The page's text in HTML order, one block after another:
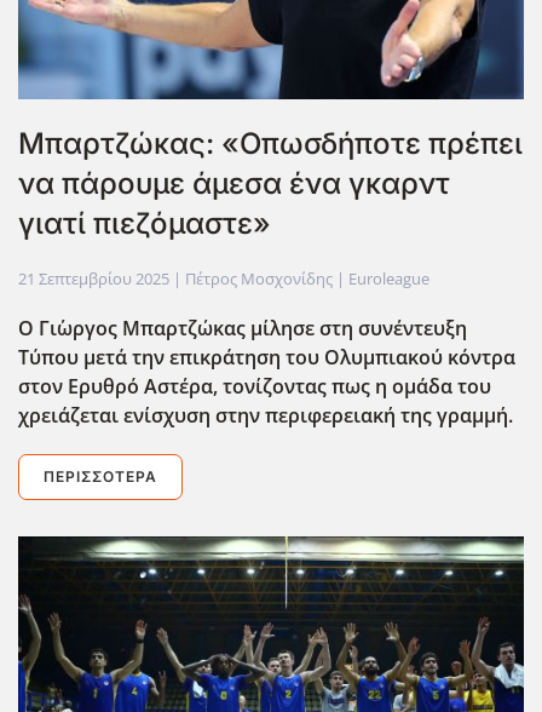
Μπαρτζώκας: «Οπωσδήποτε πρέπει
να πάρουμε άμεσα ένα γκαρντ
γιατί πιεζόμαστε»
21 Σεπτεμβρίου 2025 | Πέτρος Μοσχονίδης | Euroleague
Ο Γι΄ωργος Μπαρτζώκας μίλησε στη συνέντευξη
Τύπου μετά την επικράτηση του Ολυμπιακού κόντρα
στον Ερυθρό Αστέρα, τονίζοντας πως η ομάδα του
χρειάζεται ενίσχυση στην περιφερειακή της γραμμή.
ΠΕΡΙΣΣΌΤΕΡΑ